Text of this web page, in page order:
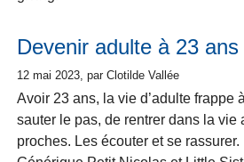
Devenir adulte à 23 ans
12 mai 2023 , par Clotilde Vallée
Avoir 23 ans, la vie d’adulte frappe
sauter le pas, de rentrer dans la vie
proches. Les écouter et se rassurer.